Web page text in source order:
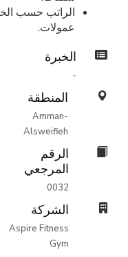
عمولات.
الخبرة
-
المنطقة
Amman-
Alsweifieh
الرقم
المرجعي
0032
الشركة
Aspire Fitness
Gym